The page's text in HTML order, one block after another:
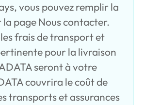
vous pouvez remplir la
la page Nous contacter.
frais de transport et
pour la livraison
seront à votre
couvrira le coût de
transports et assurances